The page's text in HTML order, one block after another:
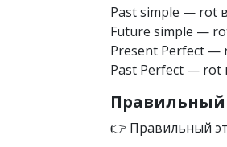
Past simple — rot
Future simple —
Present Perfect —
Past Perfect — rot
👉 Правильный